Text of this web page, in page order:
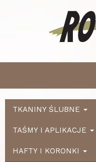
TKANINY ŚLUBNE
TAŚMY I APLIKACJE
HAFTY I KORONKI